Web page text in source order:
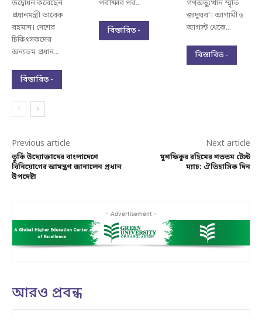
উদ্বোধন করেছেন
প্রধানমন্ত্রী তারেক
রহমান। দেশের
চিকিৎসকদের
অন্যতম প্রধান...
বিস্তারিত -
পরীক্ষার পর...
বিস্তারিত -
গণঅভ্যুত্থান স্মৃতি
জাদুঘর’। আগামী ৬
আগস্ট থেকে...
বিস্তারিত -
Previous article
তুর্কি উদ্যোক্তাদের বাংলাদেশে
বিনিয়োগের আমন্ত্রণ জানালেন প্রধান
উপদেষ্টা
Next article
মুশফিকুর রহিমের শততম টেস্ট
ম্যাচ: ঐতিহাসিক দিন
- Advertisement -
আরও প্রবন্ধ